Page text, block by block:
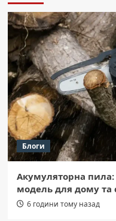
Блоги
Акумуляторна
модель для дому та
6 години тому назад